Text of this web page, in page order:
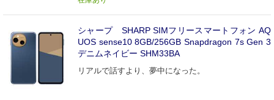
シャープ SHARP SIMフリースマートフォン AQ
UOS sense10 8GB/256GB Snapdragon 7s Gen 3
デニムネイビー SHM33BA
リアルで話すより、夢中になった。